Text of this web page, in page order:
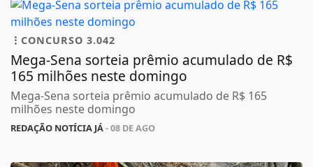
CONCURSO 3.042
Mega-Sena sorteia prêmio acumulado de R$
165 milhões neste domingo
Mega-Sena sorteia prêmio acumulado de R$ 165
milhões neste domingo
REDAÇÃO NOTÍCIA JÁ- 08 DE AGO